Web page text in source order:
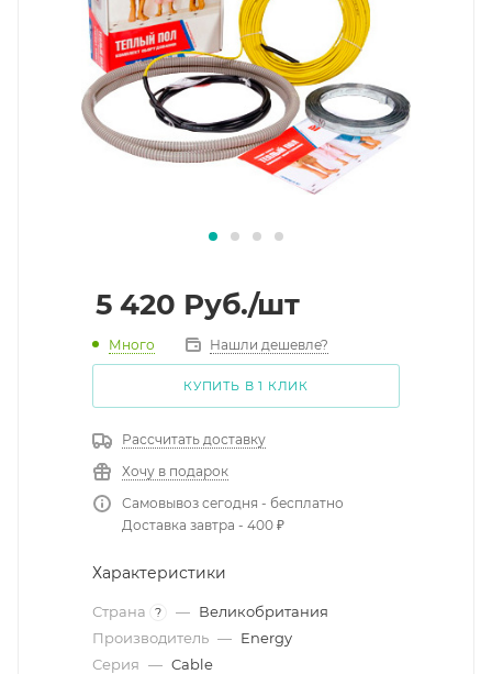
5 420 Руб./шт
Много Нашли дешевле?
КУПИТЬ В 1 КЛИК
Рассчитать доставку
Хочу в подарок
Самовывоз сегодня - бесплатно
Доставка завтра - 400 ₽
Характеристики
Страна ? — Великобритания
Производитель — Energy
Серия — Cable